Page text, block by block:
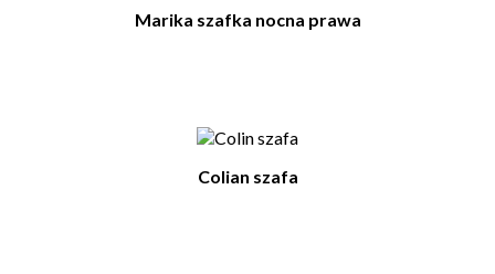
Marika szafka nocna prawa
Colian szafa